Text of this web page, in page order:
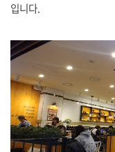
입니다.